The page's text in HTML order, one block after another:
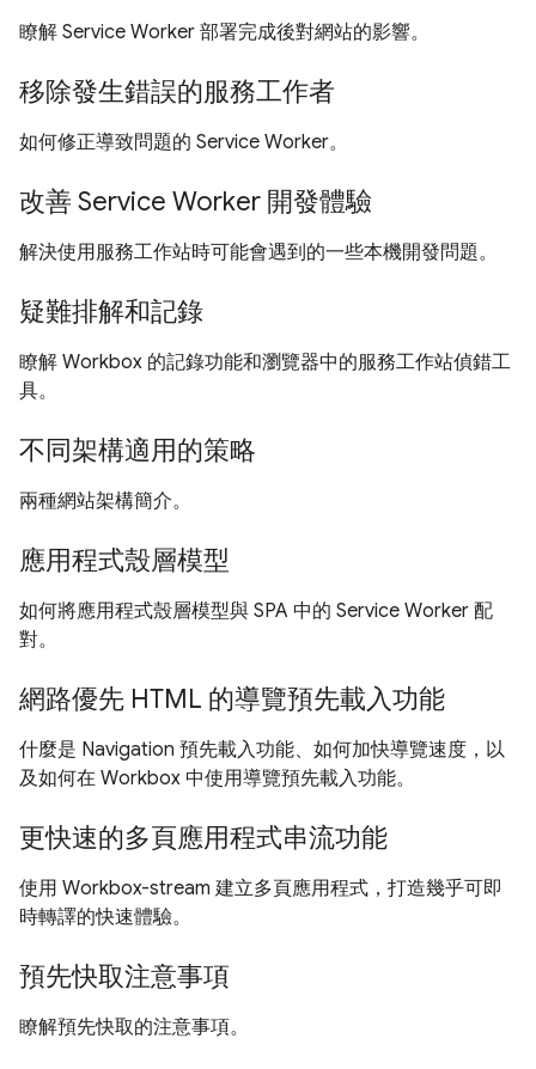
瞭解 Service Worker 部署完成後對網站的影響。
移除發生錯誤的服務工作者
如何修正導致問題的 Service Worker。
改善 Service Worker 開發體驗
解決使用服務工作站時可能會遇到的一些本機開發問題。
疑難排解和記錄
瞭解 Workbox 的記錄功能和瀏覽器中的服務工作站偵錯工
具。
不同架構適用的策略
兩種網站架構簡介。
應用程式殼層模型
如何將應用程式殼層模型與 SPA 中的 Service Worker 配
對。
網路優先 HTML 的導覽預先載入功能
什麼是 Navigation 預先載入功能、如何加快導覽速度，以
及如何在 Workbox 中使用導覽預先載入功能。
更快速的多頁應用程式串流功能
使用 Workbox-stream 建立多頁應用程式，打造幾乎可即
時轉譯的快速體驗。
預先快取注意事項
瞭解預先快取的注意事項。